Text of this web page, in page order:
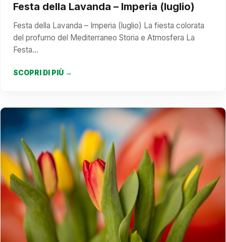
Festa della Lavanda – Imperia (luglio)
Festa della Lavanda – Imperia (luglio) La fiesta colorata
del profumo del Mediterraneo Storia e Atmosfera La
Festa…
SCOPRI DI PIÙ →